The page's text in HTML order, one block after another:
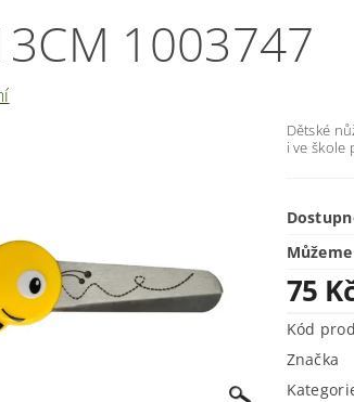
1003747
Dětské
i ve škole
75
Kód
Značka